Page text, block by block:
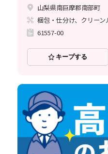
山梨県南巨摩郡南部町
梱包・仕分け、クリー
61557-00
キープする